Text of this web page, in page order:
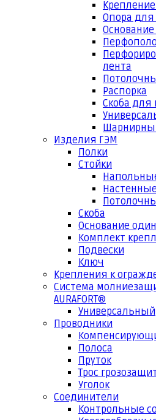
Опора для
лента
Распорка
Скоба для
Изделия ГЭМ
Полки
Стойки
Скоба
Основание
Комплект
Подвески
Ключ
Крепления к
Система
AURAFORT®
Универсальный
Проводники
Полоса
Пруток
Трос
Уголок
Соединители
Контрольные